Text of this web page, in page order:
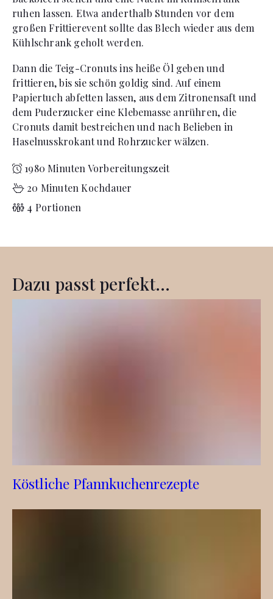
ruhen lassen. Etwa anderthalb Stunden vor dem
großen Frittierevent sollte das Blech wieder aus dem
Kühlschrank geholt werden.
Dann die Teig-Cronuts ins heiße Öl geben und
frittieren, bis sie schön goldig sind. Auf einem
Papiertuch abfetten lassen, aus dem Zitronensaft und
dem Puderzucker eine Klebemasse anrühren, die
Cronuts damit bestreichen und nach Belieben in
Haselnusskrokant und Rohrzucker wälzen.
1980 Minuten Vorbereitungszeit
20 Minuten Kochdauer
4 Portionen
Dazu passt perfekt...
Köstliche Pfannkuchenrezepte